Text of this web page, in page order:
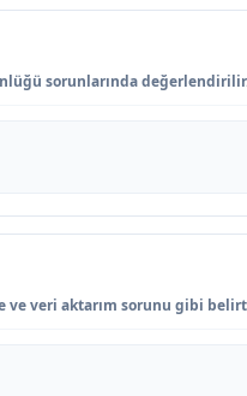
sorunlarında
ve veri aktarım sorunu gibi